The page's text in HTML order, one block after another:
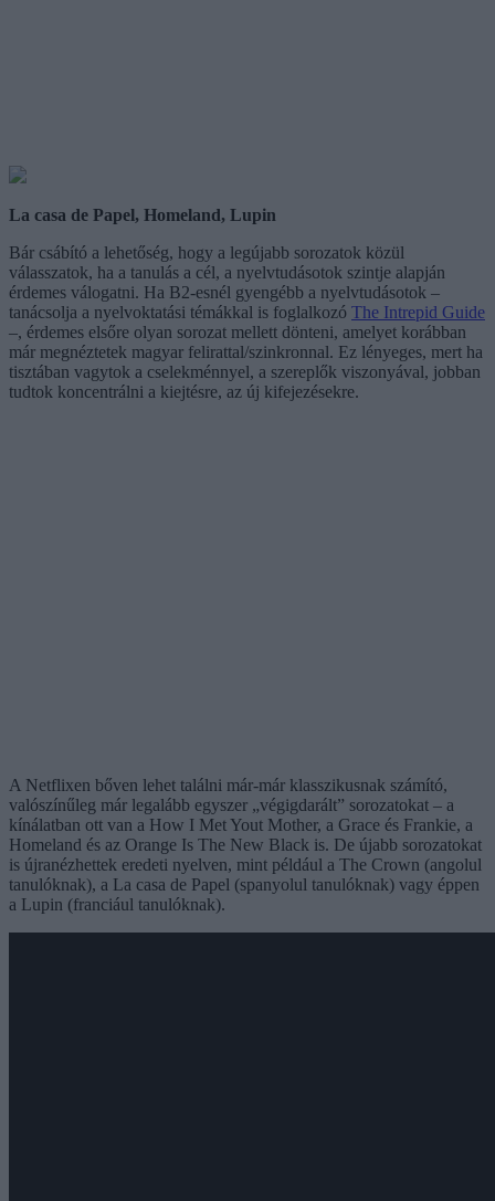
La casa de Papel, Homeland, Lupin
Bár csábító a lehetőség, hogy a legújabb sorozatok közül
válasszatok, ha a tanulás a cél, a nyelvtudásotok szintje alapján
érdemes válogatni. Ha B2-esnél gyengébb a nyelvtudásotok –
tanácsolja a nyelvoktatási témákkal is foglalkozó The Intrepid Guide
–, érdemes elsőre olyan sorozat mellett dönteni, amelyet korábban
már megnéztetek magyar felirattal/szinkronnal. Ez lényeges, mert ha
tisztában vagytok a cselekménnyel, a szereplők viszonyával, jobban
tudtok koncentrálni a kiejtésre, az új kifejezésekre.
A Netflixen bőven lehet találni már-már klasszikusnak számító,
valószínűleg már legalább egyszer „végigdarált” sorozatokat – a
kínálatban ott van a How I Met Yout Mother, a Grace és Frankie, a
Homeland és az Orange Is The New Black is. De újabb sorozatokat
is újranézhettek eredeti nyelven, mint például a The Crown (angolul
tanulóknak), a La casa de Papel (spanyolul tanulóknak) vagy éppen
a Lupin (franciául tanulóknak).